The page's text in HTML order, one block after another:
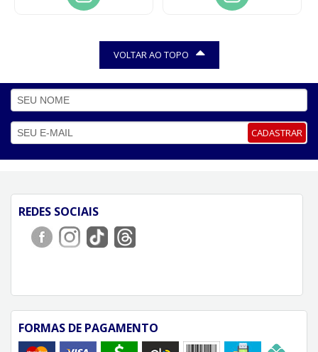
VOLTAR AO TOPO
CADASTRAR
REDES SOCIAIS
FORMAS DE PAGAMENTO